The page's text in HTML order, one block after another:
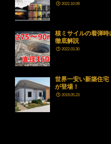
2022.10.09
核ミサイルの着弾
徹底解説
2022.03.30
世界一安い新築住宅
が登場！
2019.05.23